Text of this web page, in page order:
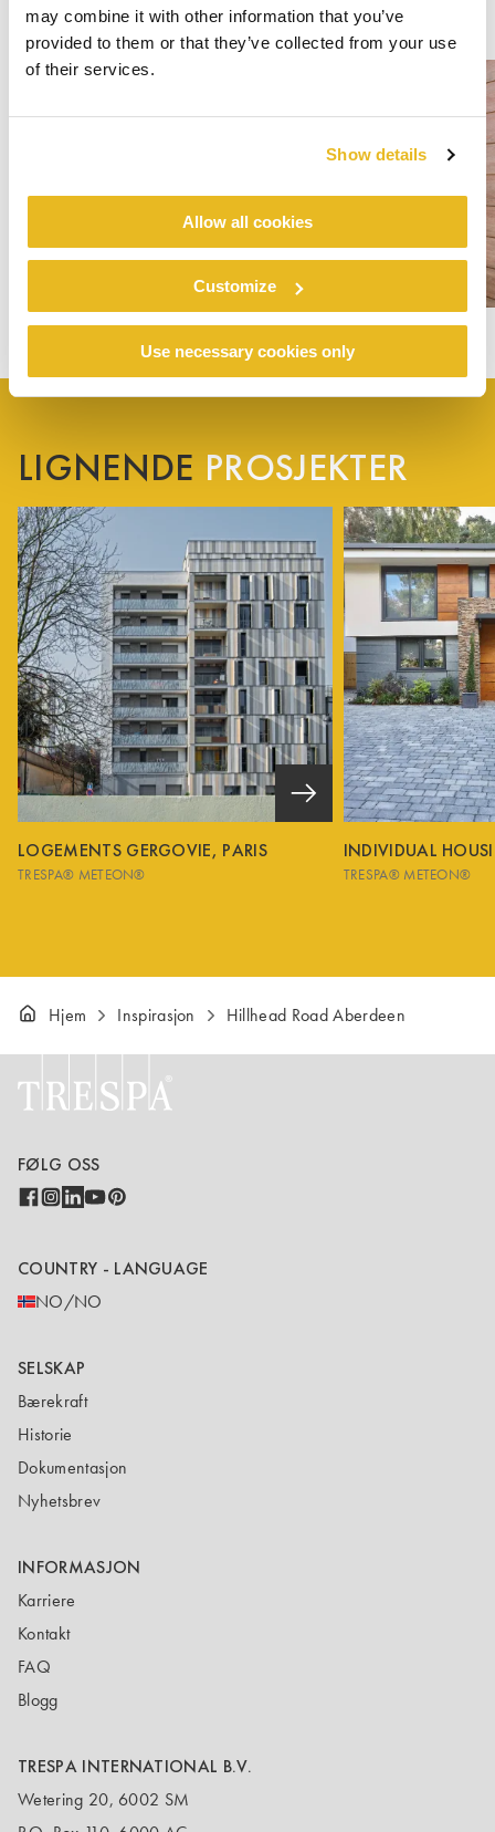
may combine it with other information that you’ve
provided to them or that they’ve collected from your use
of their services.
Show details
Allow all cookies
Customize
Use necessary cookies only
LIGNENDE PROSJEKTER
LOGEMENTS GERGOVIE, PARIS
TRESPA® METEON®
INDIVIDUAL
TRESPA® METEON®
Hjem Inspirasjon Hillhead Road Aberdeen
FØLG OSS
COUNTRY - LANGUAGE
NO/NO
SELSKAP
Bærekraft
Historie
Dokumentasjon
Nyhetsbrev
INFORMASJON
Karriere
Kontakt
FAQ
Blogg
TRESPA INTERNATIONAL B.V.
Wetering 20, 6002 SM